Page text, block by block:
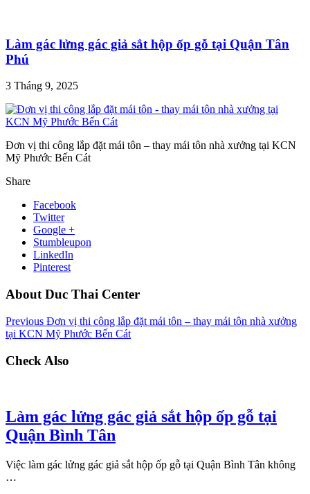
Làm gác lửng gác giả sắt hộp ốp gỗ tại Quận Tân
Phú
3 Tháng 9, 2025
Đơn vị thi công lắp đặt mái tôn – thay mái tôn nhà xưởng tại KCN
Mỹ Phước Bến Cát
Share
Facebook
Twitter
Google +
Stumbleupon
LinkedIn
Pinterest
About Duc Thai Center
Previous Đơn vị thi công lắp đặt mái tôn – thay mái tôn nhà xưởng
tại KCN Mỹ Phước Bến Cát
Check Also
Làm gác lửng gác giả sắt hộp ốp gỗ tại
Quận Bình Tân
Việc làm gác lửng gác giả sắt hộp ốp gỗ tại Quận Bình Tân không
…